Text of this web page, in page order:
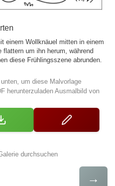
einem Wollknäuel mitten in einem
flattern um ihn herum, während
diese Frühlingsszene abrunden.
um diese Malvorlage
herunterzuladen Ausmalbild von
durchsuchen
→